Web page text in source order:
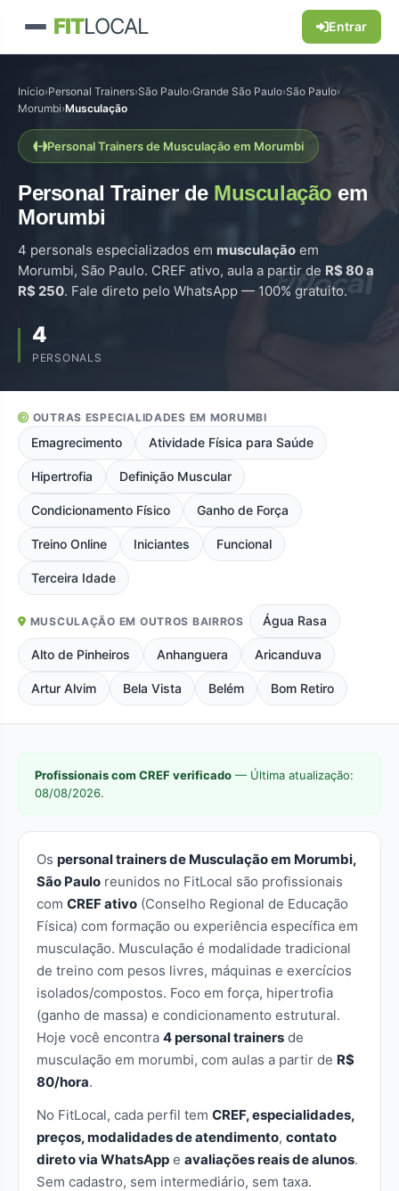
FITLOCAL Entrar
Início›Personal Trainers›São Paulo›Grande São Paulo›São Paulo›
Morumbi›Musculação
Personal Trainers de Musculação em Morumbi
Personal Trainer de Musculação em
Morumbi
4 personals especializados em musculação em
Morumbi, São Paulo. CREF ativo, aula a partir de R$ 80 a
R$ 250. Fale direto pelo WhatsApp — 100% gratuito.
4
PERSONALS
OUTRAS ESPECIALIDADES EM MORUMBI
Emagrecimento Atividade Física para Saúde
Hipertrofia Definição Muscular
Condicionamento Físico Ganho de Força
Treino Online Iniciantes Funcional
Terceira Idade
MUSCULAÇÃO EM OUTROS BAIRROS Água Rasa
Alto de Pinheiros Anhanguera Aricanduva
Artur Alvim Bela Vista Belém Bom Retiro
Profissionais com CREF verificado — Última atualização:
08/08/2026.
Os personal trainers de Musculação em Morumbi,
São Paulo reunidos no FitLocal são profissionais
com CREF ativo (Conselho Regional de Educação
Física) com formação ou experiência específica em
musculação. Musculação é modalidade tradicional
de treino com pesos livres, máquinas e exercícios
isolados/compostos. Foco em força, hipertrofia
(ganho de massa) e condicionamento estrutural.
Hoje você encontra 4 personal trainers de
musculação em morumbi, com aulas a partir de R$
80/hora.
No FitLocal, cada perfil tem CREF, especialidades,
preços, modalidades de atendimento, contato
direto via WhatsApp e avaliações reais de alunos.
Sem cadastro, sem intermediário, sem taxa.